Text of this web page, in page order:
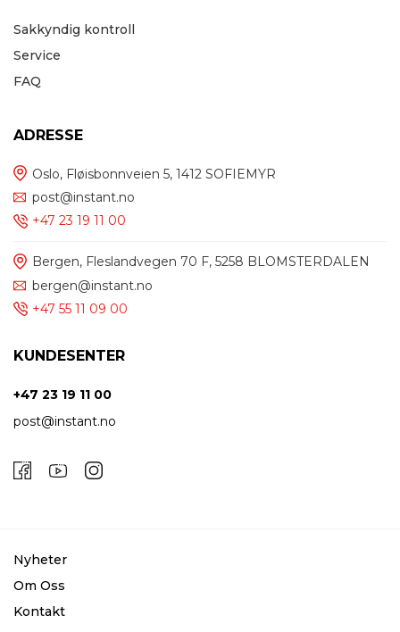
Sakkyndig kontroll
Service
FAQ
ADRESSE
Oslo, Fløisbonnveien 5, 1412 SOFIEMYR
post@instant.no
+47 23 19 11 00
Bergen, Fleslandvegen 70 F, 5258 BLOMSTERDALEN
bergen@instant.no
+47 55 11 09 00
KUNDESENTER
+47 23 19 11 00
post@instant.no
Nyheter
Om Oss
Kontakt